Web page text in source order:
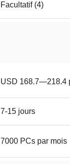
Facultatif (4)
USD 168.7—218.4
7-15 jours
7000 PCs par mois